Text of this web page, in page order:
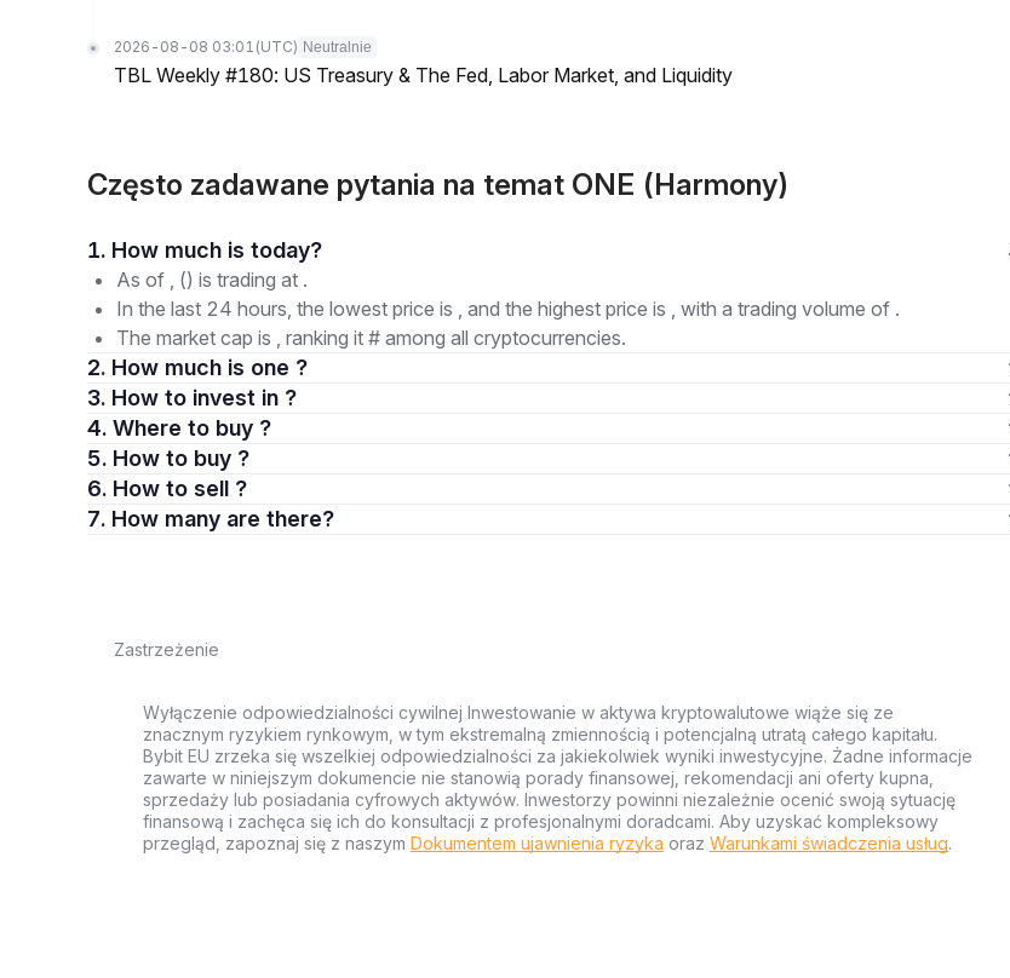
2026-08-08 03:01 (UTC) Neutralnie
TBL Weekly #180: US Treasury & The Fed, Labor Market, and Liquidity
Często zadawane pytania na temat ONE (Harmony)
1. How much is today?
As of , () is trading at .
In the last 24 hours, the lowest price is , and the highest price is , with a trading volume of .
The market cap is , ranking it # among all cryptocurrencies.
2. How much is one ?
3. How to invest in ?
4. Where to buy ?
5. How to buy ?
6. How to sell ?
7. How many are there?
Zastrzeżenie
Wyłączenie odpowiedzialności cywilnej Inwestowanie w aktywa kryptowalutowe wiąże się ze
znacznym ryzykiem rynkowym, w tym ekstremalną zmiennością i potencjalną utratą całego kapitału.
Bybit EU zrzeka się wszelkiej odpowiedzialności za jakiekolwiek wyniki inwestycyjne. Żadne informacje
zawarte w niniejszym dokumencie nie stanowią porady finansowej, rekomendacji ani oferty kupna,
sprzedaży lub posiadania cyfrowych aktywów. Inwestorzy powinni niezależnie ocenić swoją sytuację
finansową i zachęca się ich do konsultacji z profesjonalnymi doradcami. Aby uzyskać kompleksowy
przegląd, zapoznaj się z naszym Dokumentem ujawnienia ryzyka oraz Warunkami świadczenia usług.